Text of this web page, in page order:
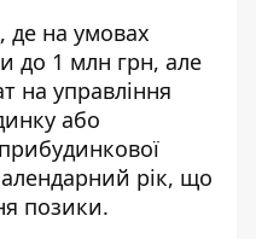
де на умовах
до 1 млн грн, але
на управління
або
рік, що
позики.